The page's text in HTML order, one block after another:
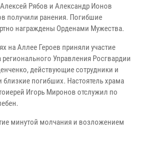
Рябов и Александр Ионов
получили ранения. Погибшие
награждены Орденами Мужества.
на Аллее Героев приняли участие
регионального Управления Росгвардии
действующие сотрудники и
погибших. Настоятель храма
Игорь Миронов отслужил по
минутой молчания и возложением